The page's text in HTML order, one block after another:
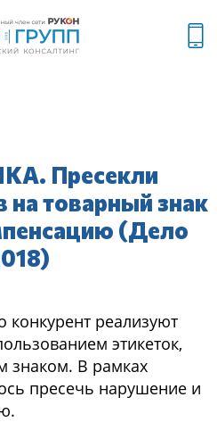
Пресекли
на товарный знак
(Дело
конкурент реализуют
этикеток,
знаком. В рамках
пресечь нарушение и